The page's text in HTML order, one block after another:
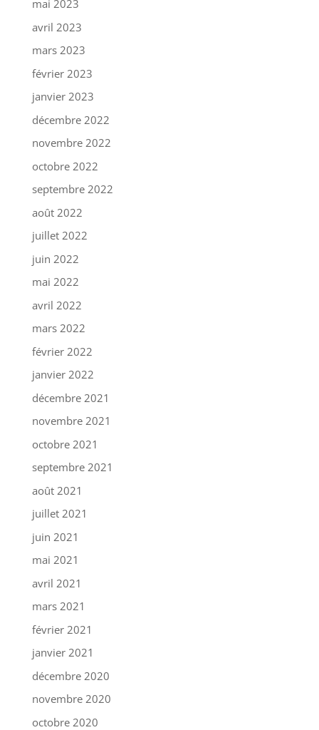
mai 2023
avril 2023
mars 2023
février 2023
janvier 2023
décembre 2022
novembre 2022
octobre 2022
septembre 2022
août 2022
juillet 2022
juin 2022
mai 2022
avril 2022
mars 2022
février 2022
janvier 2022
décembre 2021
novembre 2021
octobre 2021
septembre 2021
août 2021
juillet 2021
juin 2021
mai 2021
avril 2021
mars 2021
février 2021
janvier 2021
décembre 2020
novembre 2020
octobre 2020